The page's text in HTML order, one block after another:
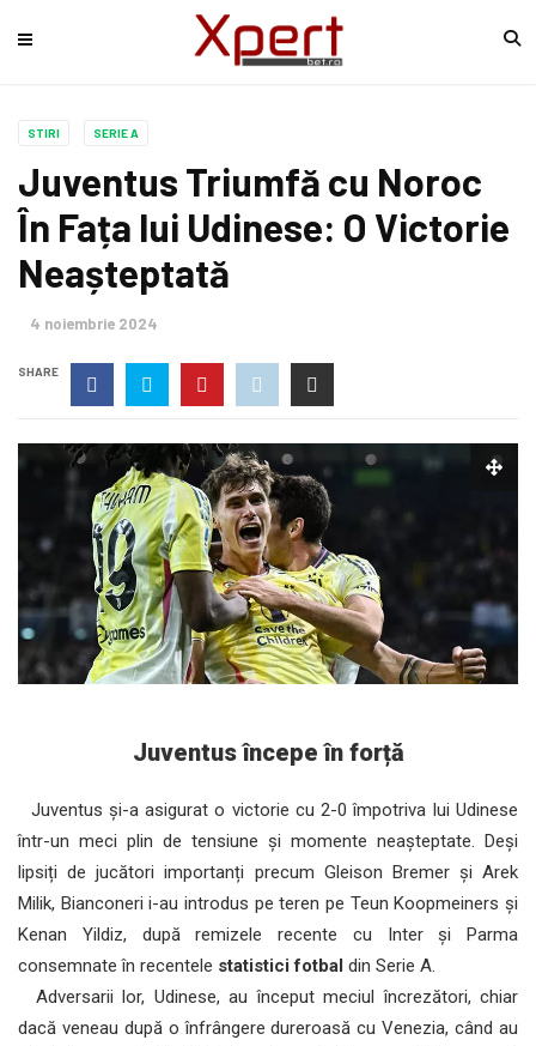
STIRI SERIE A
Juventus Triumfă cu Noroc
În Fața lui Udinese: O Victorie
Neașteptată
4 noiembrie 2024
SHARE
Juventus începe în forță
Juventus și-a asigurat o victorie cu 2-0 împotriva lui Udinese
într-un meci plin de tensiune și momente neașteptate. Deși
lipsiți de jucători importanți precum Gleison Bremer și Arek
Milik, Bianconeri i-au introdus pe teren pe Teun Koopmeiners și
Kenan Yildiz, după remizele recente cu Inter și Parma
consemnate în recentele statistici fotbal din Serie A.
Adversarii lor, Udinese, au început meciul încrezători, chiar
dacă veneau după o înfrângere dureroasă cu Venezia, când au